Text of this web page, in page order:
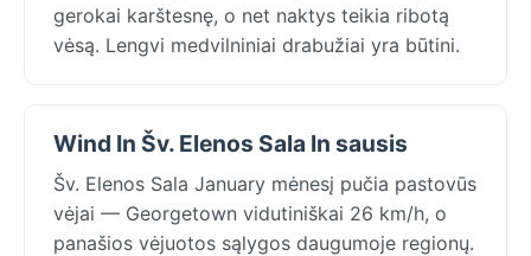
gerokai karštesnę, o net naktys teikia ribotą
vėsą. Lengvi medvilniniai drabužiai yra būtini.
Wind In Šv. Elenos Sala In sausis
Šv. Elenos Sala January mėnesį pučia pastovūs
vėjai — Georgetown vidutiniškai 26 km/h, o
panašios vėjuotos sąlygos daugumoje regionų.